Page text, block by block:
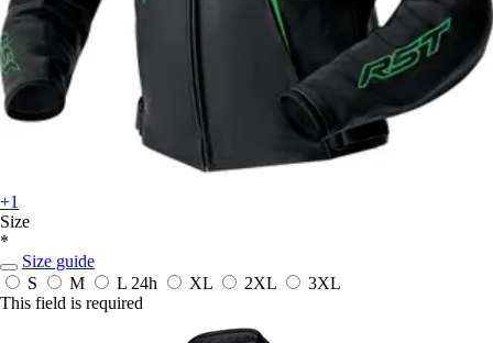
+1
Size
*
Size guide
S
M L 24h XL 2XL
3XL
This field is required